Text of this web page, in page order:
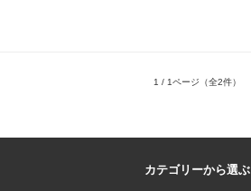
1 / 1ページ （全2件）
カテゴリーから選ぶ